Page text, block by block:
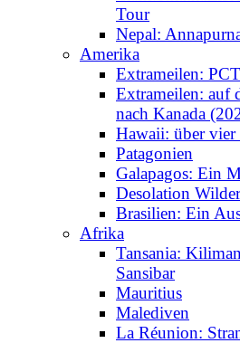
Tour
Nepal:
Amerika
Extrameilen:
Extrameilen: auf
nach Kanada
Hawaii: über vier
Patagonien
Galapagos: Ein
Desolation
Brasilien: Ein
Afrika
Tansania:
Sansibar
Mauritius
Malediven
La Réunion: